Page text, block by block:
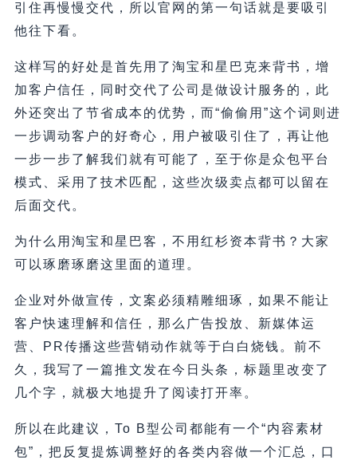
引住再慢慢交代，所以官网的第一句话就是要吸引
他往下看。
这样写的好处是首先用了淘宝和星巴克来背书，增
加客户信任，同时交代了公司是做设计服务的，此
外还突出了节省成本的优势，而“偷偷用”这个词则进
一步调动客户的好奇心，用户被吸引住了，再让他
一步一步了解我们就有可能了，至于你是众包平台
模式、采用了技术匹配，这些次级卖点都可以留在
后面交代。
为什么用淘宝和星巴客，不用红杉资本背书？大家
可以琢磨琢磨这里面的道理。
企业对外做宣传，文案必须精雕细琢，如果不能让
客户快速理解和信任，那么广告投放、新媒体运
营、PR传播这些营销动作就等于白白烧钱。前不
久，我写了一篇推文发在今日头条，标题里改变了
几个字，就极大地提升了阅读打开率。
所以在此建议，To B型公司都能有一个“内容素材
包”，把反复提炼调整好的各类内容做一个汇总，口